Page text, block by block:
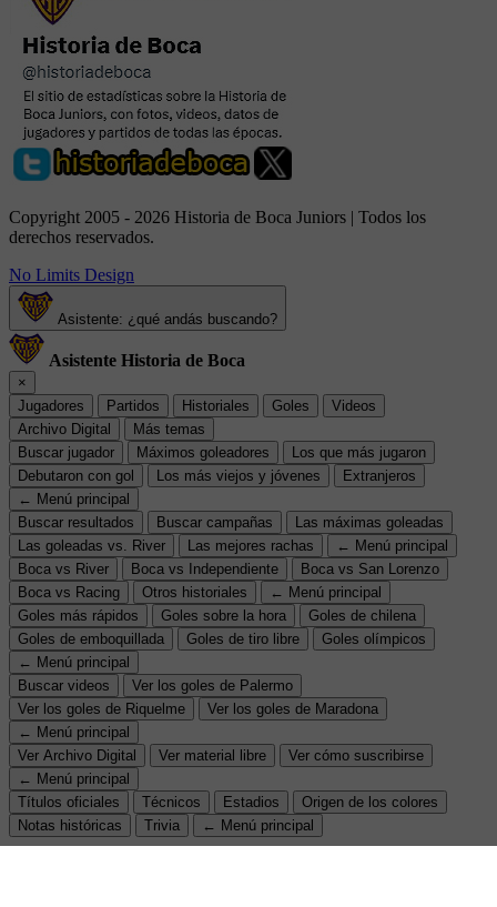
Copyright 2005 - 2026 Historia de Boca Juniors | Todos los
derechos reservados.
No Limits Design
Asistente: ¿qué andás buscando?
Asistente Historia de Boca
×
Jugadores
Partidos Historiales Goles
Videos
Archivo Digital
Más temas
Buscar jugador
Máximos goleadores
Los que más jugaron
Debutaron con gol
Los más viejos y jóvenes
Extranjeros
← Menú principal
Buscar resultados
Buscar campañas
Las máximas goleadas
Las goleadas vs. River
Las mejores rachas
← Menú principal
Boca vs River
Boca vs Independiente
Boca vs San Lorenzo
Boca vs Racing
Otros historiales
← Menú principal
Goles más rápidos
Goles sobre la hora
Goles de chilena
Goles de emboquillada
Goles de tiro libre
Goles olímpicos
← Menú principal
Buscar videos
Ver los goles de Palermo
Ver los goles de Riquelme
Ver los goles de Maradona
← Menú principal
Ver Archivo Digital
Ver material libre
Ver cómo suscribirse
← Menú principal
Títulos oficiales
Técnicos Estadios
Origen de los colores
Notas históricas
Trivia ← Menú principal